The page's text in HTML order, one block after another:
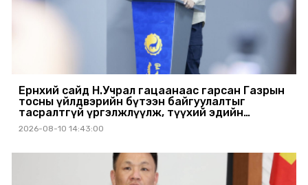
Ерөнхий сайд Н.Учрал гацаанаас гарсан Газрын
тосны үйлдвэрийн бүтээн байгуулалтыг
тасралтгүй үргэлжлүүлж, түүхий эдийн
хангамжийг баталгаажуулах үүрэг өгөв
2026-08-10 14:43:00